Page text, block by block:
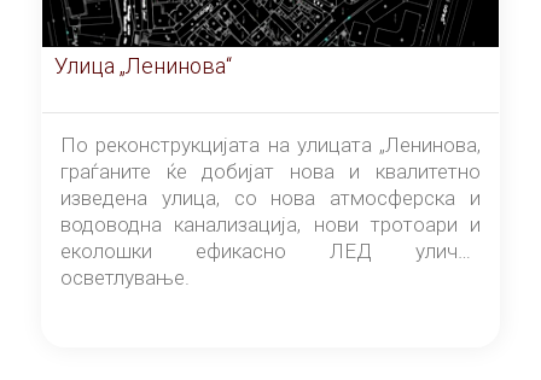
Улица „Ленинова“
По реконструкцијата на улицата „Ленинова,
граѓаните ќе добијат нова и квалитетно
изведена улица, со нова атмосферска и
водоводна канализација, нови тротоари и
еколошки ефикасно ЛЕД улично
осветлување.